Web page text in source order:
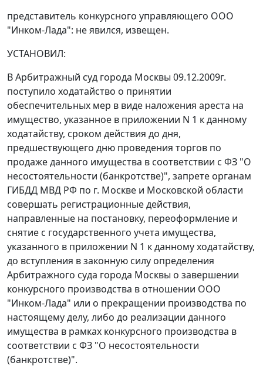
представитель конкурсного управляющего ООО
"Инком-Лада": не явился, извещен.
УСТАНОВИЛ:
В Арбитражный суд города Москвы 09.12.2009г.
поступило ходатайство о принятии
обеспечительных мер в виде наложения ареста на
имущество, указанное в приложении N 1 к данному
ходатайству, сроком действия до дня,
предшествующего дню проведения торгов по
продаже данного имущества в соответствии с ФЗ "О
несостоятельности (банкротстве)", запрете органам
ГИБДД МВД РФ по г. Москве и Московской области
совершать регистрационные действия,
направленные на постановку, переоформление и
снятие с государственного учета имущества,
указанного в приложении N 1 к данному ходатайству,
до вступления в законную силу определения
Арбитражного суда города Москвы о завершении
конкурсного производства в отношении ООО
"Инком-Лада" или о прекращении производства по
настоящему делу, либо до реализации данного
имущества в рамках конкурсного производства в
соответствии с ФЗ "О несостоятельности
(банкротстве)".